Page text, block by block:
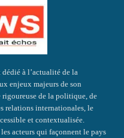
à l’actualité de la
enjeux majeurs de son
de la politique, de
relations internationales, le
et contextualisée.
acteurs qui façonnent le pays